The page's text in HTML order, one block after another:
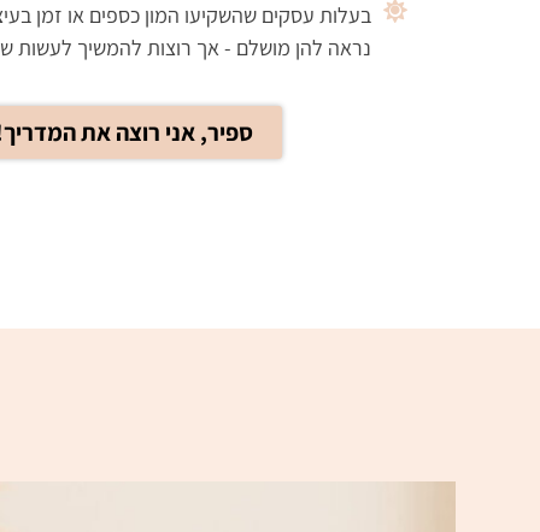
בעלות עסקים שהשקיעו המון כספים או זמן
נראה להן מושלם - אך רוצות להמשיך לעשות
ספיר, אני רוצה את